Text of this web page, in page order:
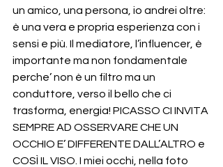
un amico, una persona, io andrei oltre:
è una vera e propria esperienza con i
sensi e più. Il mediatore, l’influencer, è
importante ma non fondamentale
perche’ non è un filtro ma un
conduttore, verso il bello che ci
trasforma, energia! PICASSO CI INVITA
SEMPRE AD OSSERVARE CHE UN
OCCHIO E’ DIFFERENTE DALL’ALTRO e
COSÌ IL VISO. I miei occhi, nella foto